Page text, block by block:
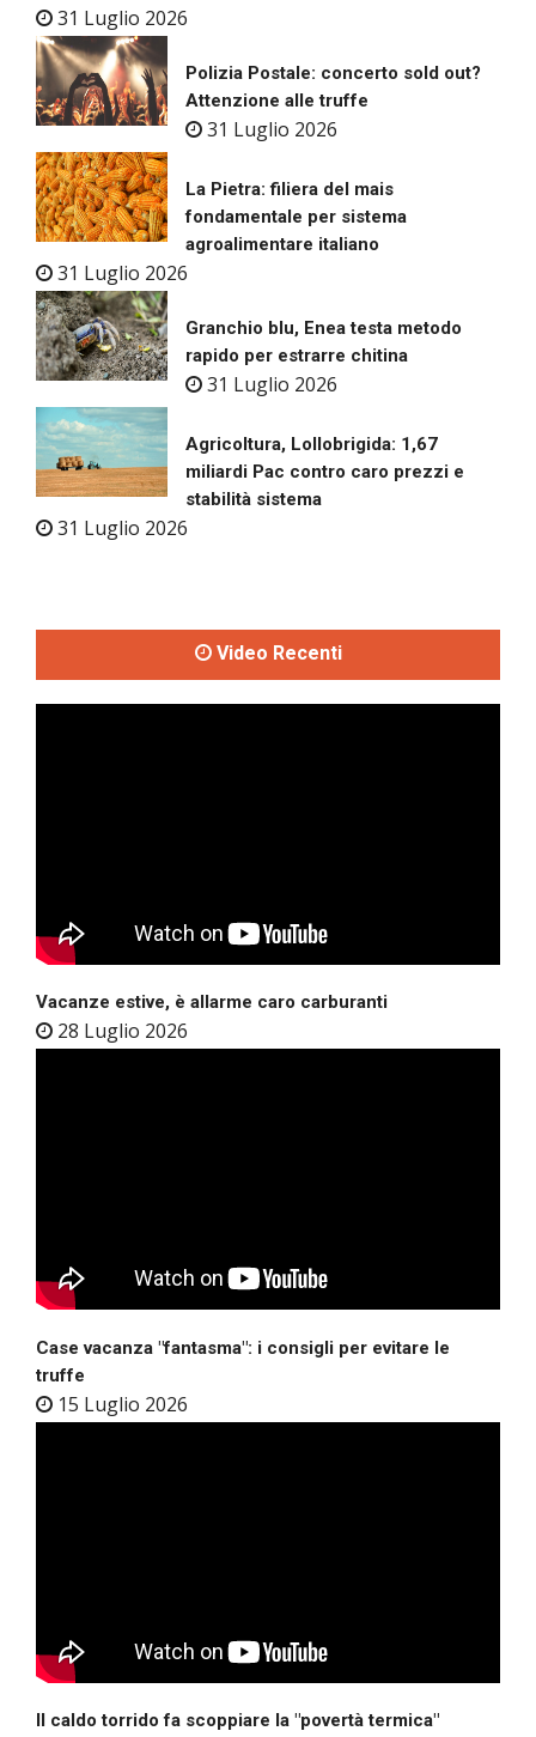
31 Luglio 2026
Polizia Postale: concerto sold out?
Attenzione alle truffe
31 Luglio 2026
La Pietra: filiera del mais
fondamentale per sistema
agroalimentare italiano
31 Luglio 2026
Granchio blu, Enea testa metodo
rapido per estrarre chitina
31 Luglio 2026
Agricoltura, Lollobrigida: 1,67
miliardi Pac contro caro prezzi e
stabilità sistema
31 Luglio 2026
Video Recenti
Vacanze estive, è allarme caro carburanti
28 Luglio 2026
Case vacanza "fantasma": i consigli per evitare le
truffe
15 Luglio 2026
Il caldo torrido fa scoppiare la "povertà termica"